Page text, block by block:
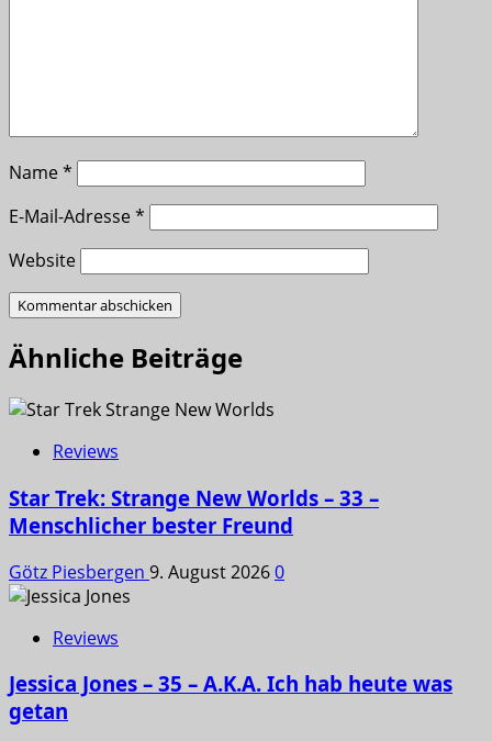
Name*
E-Mail-Adresse*
Website
Ähnliche Beiträge
Reviews
Star Trek: Strange New Worlds – 33 –
Menschlicher bester Freund
Götz Piesbergen 9. August 20260
Reviews
Jessica Jones – 35 – A.K.A. Ich hab heute was
getan